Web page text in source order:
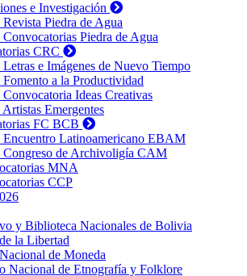
e Investigación
Revista Piedra de Agua
Convocatorias Piedra de Agua
CRC
Letras e Imágenes de Nuevo Tiempo
Fomento a la Productividad
Convocatoria Ideas Creativas
Artistas Emergentes
FC BCB
Encuentro Latinoamericano EBAM
Congreso de Archivoligía CAM
MNA
CCP
y Biblioteca Nacionales de Bolivia
la Libertad
de Moneda
Nacional de Etnografía y Folklore